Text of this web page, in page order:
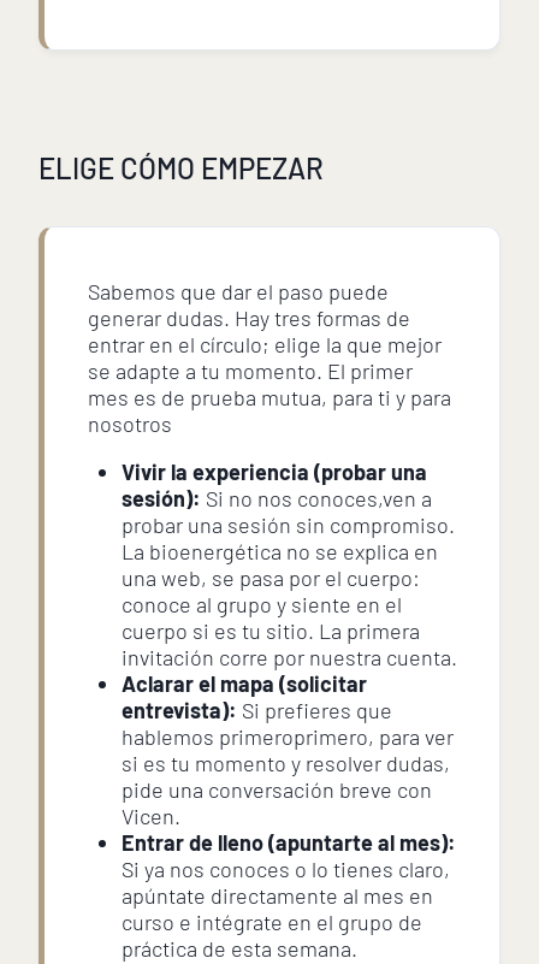
ELIGE CÓMO EMPEZAR
Sabemos que dar el paso puede
generar dudas. Hay tres formas de
entrar en el círculo; elige la que mejor
se adapte a tu momento. El primer
mes es de prueba mutua, para ti y para
nosotros
Vivir la experiencia (probar una
sesión): Si no nos conoces,ven a
probar una sesión sin compromiso.
La bioenergética no se explica en
una web, se pasa por el cuerpo:
conoce al grupo y siente en el
cuerpo si es tu sitio. La primera
invitación corre por nuestra cuenta.
Aclarar el mapa (solicitar
entrevista): Si prefieres que
hablemos primeroprimero, para ver
si es tu momento y resolver dudas,
pide una conversación breve con
Vicen.
Entrar de lleno (apuntarte al mes):
Si ya nos conoces o lo tienes claro,
apúntate directamente al mes en
curso e intégrate en el grupo de
práctica de esta semana.